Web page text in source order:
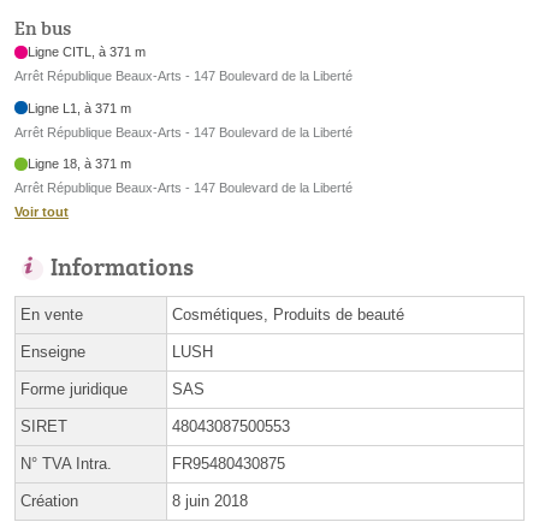
En bus
Ligne CITL, à 371 m
Arrêt République Beaux-Arts - 147 Boulevard de la Liberté
Ligne L1, à 371 m
Arrêt République Beaux-Arts - 147 Boulevard de la Liberté
Ligne 18, à 371 m
Arrêt République Beaux-Arts - 147 Boulevard de la Liberté
Voir tout
Informations
En vente Cosmétiques, Produits de beauté
Enseigne LUSH
Forme juridique SAS
SIRET 48043087500553
N° TVA Intra. FR95480430875
Création 8 juin 2018